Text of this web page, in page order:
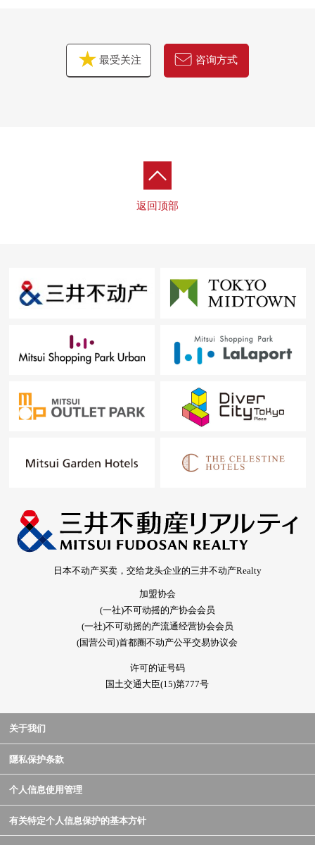
最受关注 咨询方式
返回顶部
日本不动产买卖，交给龙头企业的三井不动产Realty
加盟协会
(一社)不可动摇的产协会会员
(一社)不可动摇的产流通经营协会会员
(国营公司)首都圈不动产公平交易协议会
许可的证号码
国土交通大臣(15)第777号
关于我们
隱私保护条款
个人信息使用管理
有关特定个人信息保护的基本方针